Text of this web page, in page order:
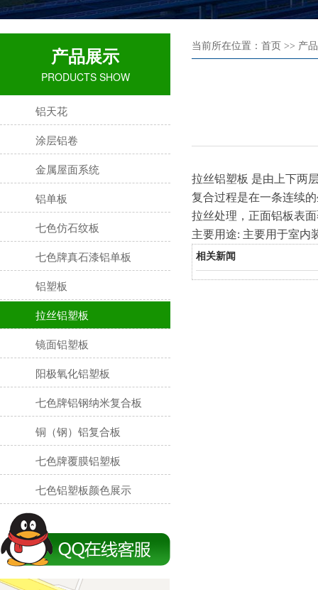
产品展示
PRODUCTS SHOW
铝天花
涂层铝卷
金属屋面系统
铝单板
七色仿石纹板
七色牌真石漆铝单板
铝塑板
拉丝铝塑板
镜面铝塑板
阳极氧化铝塑板
七色牌铝钢纳米复合板
铜（钢）铝复合板
七色牌覆膜铝塑板
七色铝塑板颜色展示
当前所在位置：首页 >> 产
拉丝铝塑板 是由上下两
复合过程是在一条连续
拉丝处理，正面铝板表
主要用途: 主要用于室内
相关新闻